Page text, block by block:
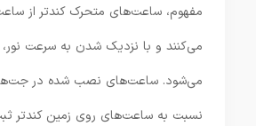
مفهوم، ساعت‌های متحرک کندتر از
می‌کنند و با نزدیک شدن به سرعت نور،
می‌شود. ساعت‌های نصب شده در جت‌ها
نسبت به ساعت‌های روی زمین کندتر